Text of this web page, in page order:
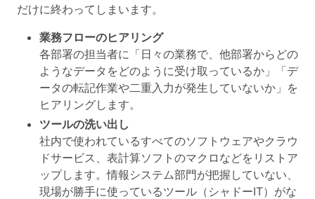
だけに終わってしまいます。
業務フローのヒアリング
各部署の担当者に「日々の業務で、他部署からどの
ようなデータをどのように受け取っているか」「デ
ータの転記作業や二重入力が発生していないか」を
ヒアリングします。
ツールの洗い出し
社内で使われているすべてのソフトウェアやクラウ
ドサービス、表計算ソフトのマクロなどをリストア
ップします。情報システム部門が把握していない、
現場が勝手に使っているツール（シャドーIT）がな